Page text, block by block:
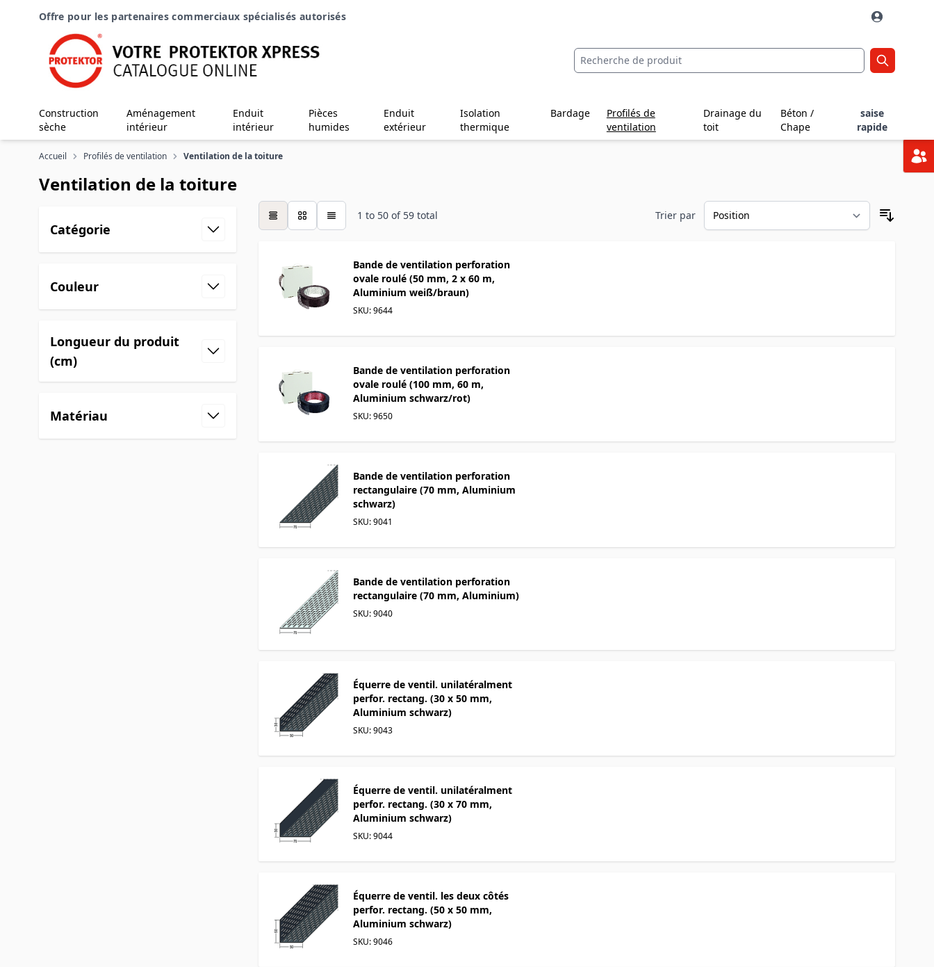
Offre pour les partenaires commerciaux spécialisés autorisés
Construction
sèche
Aménagement
intérieur
Enduit
intérieur
Pièces
humides
Enduit
extérieur
Isolation
thermique
Bardage
Profilés de
ventilation
Drainage du
toit
Béton /
Chape
saise
rapide
Accueil Profilés de ventilation Ventilation de la toiture
Ventilation de la toiture
Catégorie
Couleur
Longueur du produit
(cm)
Matériau
1 to 50 of 59 total
table Trier par
Bande de ventilation perforation
ovale roulé (50 mm, 2 x 60 m,
Aluminium weiß/braun)
SKU: 9644
Bande de ventilation perforation
ovale roulé (100 mm, 60 m,
Aluminium schwarz/rot)
SKU: 9650
Bande de ventilation perforation
rectangulaire (70 mm, Aluminium
schwarz)
SKU: 9041
Bande de ventilation perforation
rectangulaire (70 mm, Aluminium)
SKU: 9040
Équerre de ventil. unilatéralment
perfor. rectang. (30 x 50 mm,
Aluminium schwarz)
SKU: 9043
Équerre de ventil. unilatéralment
perfor. rectang. (30 x 70 mm,
Aluminium schwarz)
SKU: 9044
Équerre de ventil. les deux côtés
perfor. rectang. (50 x 50 mm,
Aluminium schwarz)
SKU: 9046